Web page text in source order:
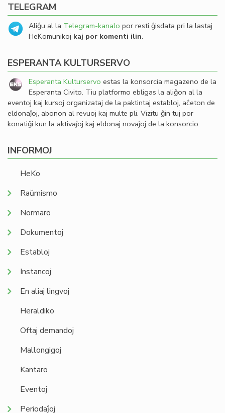
TELEGRAM
Aliĝu al la Telegram-kanalo por resti ĝisdata pri la lastaj
HeKomunikoj kaj por komenti ilin.
ESPERANTA KULTURSERVO
Esperanta Kulturservo estas la konsorcia magazeno de la
Esperanta Civito. Tiu platformo ebligas la aliĝon al la
eventoj kaj kursoj organizataj de la paktintaj establoj, aĉeton de
eldonaĵoj, abonon al revuoj kaj multe pli. Vizitu ĝin tuj por
konatiĝi kun la aktivaĵoj kaj eldonaj novaĵoj de la konsorcio.
INFORMOJ
HeKo
Raŭmismo
Normaro
Dokumentoj
Establoj
Instancoj
En aliaj lingvoj
Heraldiko
Oftaj demandoj
Mallongigoj
Kantaro
Eventoj
Periodaĵoj